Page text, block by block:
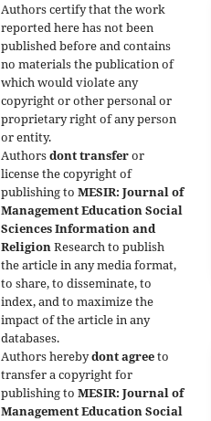
Authors certify that the work
reported here has not been
published before and contains
no materials the publication of
which would violate any
copyright or other personal or
proprietary right of any person
or entity.
Authorsdont transferor
license the copyright of
publishing to MESIR: Journal of
Management Education Social
Sciences Information and
ReligionResearch to publish
the article in any media format,
to share, to disseminate, to
index, and to maximize the
impact of the article in any
databases.
Authors herebydont agreeto
transfer a copyright for
publishing to MESIR: Journal of
Management Education Social